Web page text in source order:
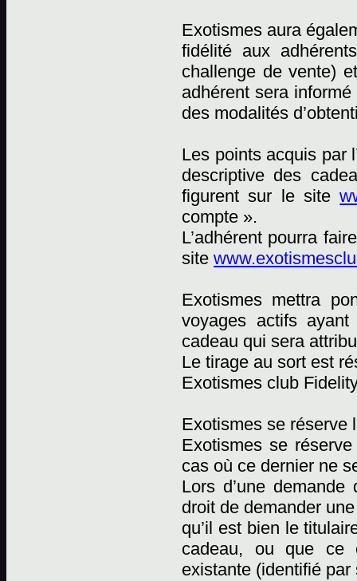
Exotismes aura
fidélité aux
challenge de vente)
adhérent sera
des modalités
Les points acquis par
descriptive des
figurent sur le site
compte ».
L’adhérent pourra
site
Exotismes mettra
voyages actifs
cadeau qui sera
Le tirage au sort est
Exotismes club
Exotismes se réserve
Exotismes se
cas où ce dernier ne
Lors d’une
droit de demander
qu’il est bien le
cadeau, ou que ce
existante (identifié